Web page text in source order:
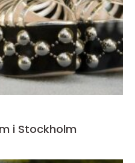
i Stockholm